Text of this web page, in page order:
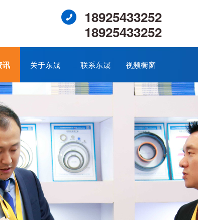
18925433252
18925433252
讯 关于东晟 联系东晟 视频橱窗